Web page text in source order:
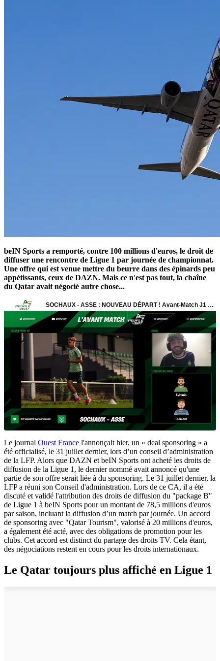
beIN Sports a remporté, contre 100 millions d'euros, le droit de
diffuser une rencontre de Ligue 1 par journée de championnat.
Une offre qui est venue mettre du beurre dans des épinards peu
appétissants, ceux de DAZN. Mais ce n'est pas tout, la chaîne
du Qatar avait négocié autre chose...
Le journal Ouest France l'annonçait hier, un « deal sponsoring » a
été officialisé, le 31 juillet dernier, lors d’un conseil d’administration
de la LFP. Alors que DAZN et beIN Sports ont acheté les droits de
diffusion de la Ligue 1, le dernier nommé avait annoncé qu'une
partie de son offre serait liée à du sponsoring. Le 31 juillet dernier, la
LFP a réuni son Conseil d'administration. Lors de ce CA, il a été
discuté et validé l'attribution des droits de diffusion du "package B"
de Ligue 1 à beIN Sports pour un montant de 78,5 millions d'euros
par saison, incluant la diffusion d’un match par journée. Un accord
de sponsoring avec "Qatar Tourism", valorisé à 20 millions d'euros,
a également été acté, avec des obligations de promotion pour les
clubs. Cet accord est distinct du partage des droits TV. Cela étant,
des négociations restent en cours pour les droits internationaux.
Le Qatar toujours plus affiché en Ligue 1